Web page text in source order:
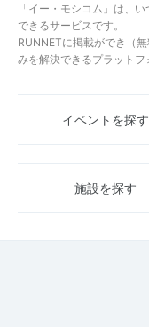
「イー・モシコム」は、
できるサービスです。
RUNNETに掲載ができ（
みを解決できるプラットフ
イベントを探す
施設を探す